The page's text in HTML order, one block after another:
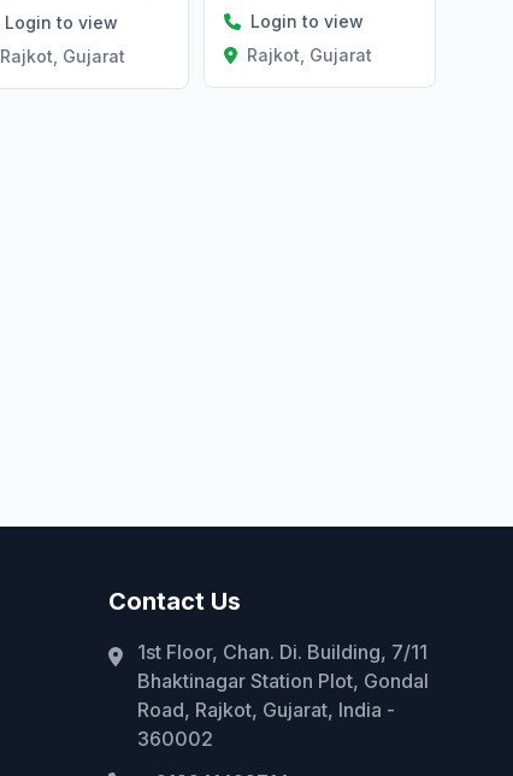
Login to view
Rajkot, Gujarat
Login to view
Rajkot, Gujarat
Contact Us
1st Floor, Chan. Di. Building, 7/11
Bhaktinagar Station Plot, Gondal
Road, Rajkot, Gujarat, India -
360002